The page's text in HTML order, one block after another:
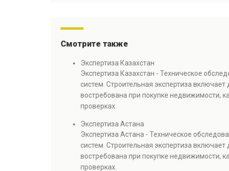
Смотрите также
Экспертиза Казахстан
Экспертиза Казахстан - Техническое
систем. Строительная экспертиза
востребована при покупке недвижимости,
проверках.
Экспертиза Астана
Экспертиза Астана - Техническое
систем. Строительная экспертиза
востребована при покупке недвижимости,
проверках.